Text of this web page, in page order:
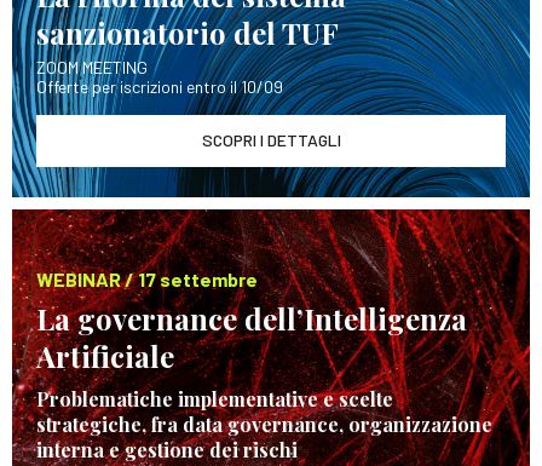
sanzionatorio del TUF
ZOOM MEETING
Offerte per iscrizioni entro il 10/09
SCOPRI I DETTAGLI
WEBINAR / 17 settembre
La governance dell’Intelligenza
Artificiale
Problematiche implementative e scelte
strategiche, fra data governance, organizzazione
interna e gestione dei rischi